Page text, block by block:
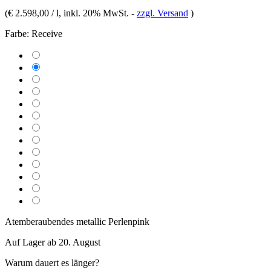
(€ 2.598,00 / l, inkl. 20% MwSt. - zzgl. Versand )
Farbe: Receive
Atemberaubendes metallic Perlenpink
Auf Lager ab 20. August
Warum dauert es länger?